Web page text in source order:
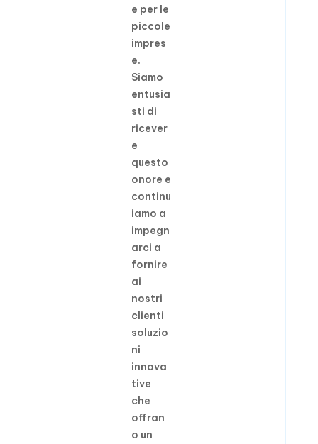
e per le
piccole
impres
e.
Siamo
entusia
sti di
ricever
e
questo
onore e
continu
iamo a
impegn
arci a
fornire
ai
nostri
clienti
soluzio
ni
innova
tive
che
offran
o un